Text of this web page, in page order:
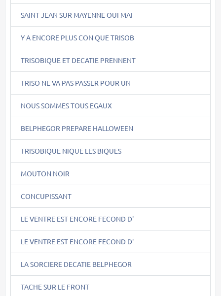
SAINT JEAN SUR MAYENNE OUI MAI
Y A ENCORE PLUS CON QUE TRISOB
TRISOBIQUE ET DECATIE PRENNENT
TRISO NE VA PAS PASSER POUR UN
NOUS SOMMES TOUS EGAUX
BELPHEGOR PREPARE HALLOWEEN
TRISOBIQUE NIQUE LES BIQUES
MOUTON NOIR
CONCUPISSANT
LE VENTRE EST ENCORE FECOND D'
LE VENTRE EST ENCORE FECOND D'
LA SORCIERE DECATIE BELPHEGOR
TACHE SUR LE FRONT